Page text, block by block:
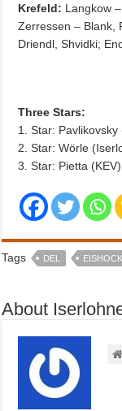
Krefeld: Langkow
Zerressen – Blank,
Driendl, Shvidki;
Three Stars:
1. Star: Pavlikovsky
2. Star: Wörle
3. Star: Pietta (KEV)
Tags DEL
About